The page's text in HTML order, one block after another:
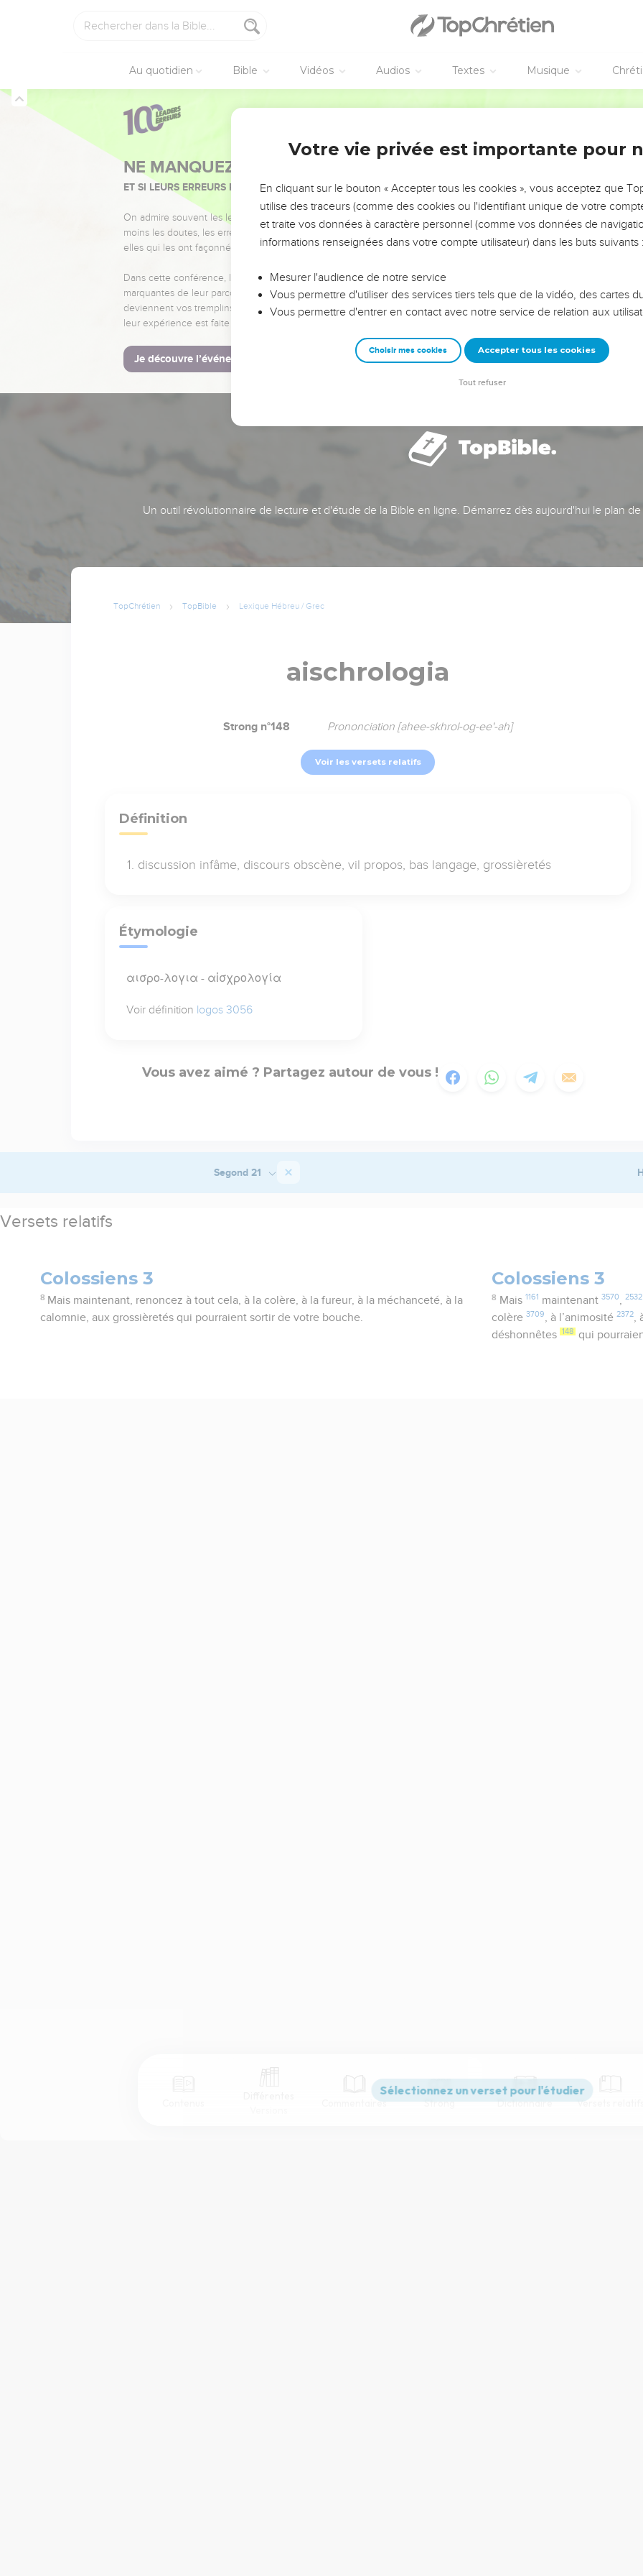
Au quotidien Bible Vidéos Audios Textes Musique
NE MANQUEZ PAS L’ÉVÉNEMENT DE L’ANNÉE !
ET SI LEURS ERREURS POUVAIENT VOUS ÉVITER LES VOTRES ?
On admire souvent les leaders pour leurs réussites, leur impact, leur foi ou leur vision. Mais on voit
moins les doutes, les erreurs et les saisons difficiles qu'ils ont traversés, alors même que ce sont
elles qui les ont façonnés.
Dans cette conférence, leaders, entrepreneurs, et responsables reviennent sur les erreurs
marquantes de leur parcours et les clés pour avancer avec plus de sagesse afin que leurs erreurs
deviennent vos tremplins. Que vous guidiez un ministère, une équipe, un groupe ou une famille,
leur expérience est faite pour vous.
Je découvre l’événement
Un outil révolutionnaire de lecture et d'étude de la Bible en ligne. Démarrez dès aujourd'hui le plan
TopChrétien TopBible Lexique Hébreu / Grec
aischrologia
Strong n°148 Prononciation [ahee-skhrol-og-ee'-ah]
Voir les versets relatifs
Définition
discussion infâme, discours obscène, vil propos, bas langage, grossièretés
Étymologie
αισρο-λογια - αἰσχρολογία
Voir définition logos 3056
Vous avez aimé ? Partagez autour de vous !
Commentaires Strong Dictionnaire Versets relatifs
Segond 21
Versets relatifs
Colossiens 3
8 Mais maintenant, renoncez à tout cela, à la colère, à la fureur, à la méchanceté, à la
calomnie, aux grossièretés qui pourraient sortir de votre bouche.
Colossiens 3
8 Mais 1161 maintenant 3570 2532
colère3709, à l’animosité2372,
déshonnêtes 148 qui
Votre vie privée est importante pour
En cliquant sur le bouton « Accepter tous les cookies », vous acceptez que
utilise des traceurs (comme des cookies ou l'identifiant unique de votre
et traite vos données à caractère personnel (comme vos données de
informations renseignées dans votre compte utilisateur) dans les buts suivants :
Mesurer l'audience de notre service
Vous permettre d'utiliser des services tiers tels que de la vidéo, des cartes
Vous permettre d'entrer en contact avec notre service de relation aux
Choisir mes cookies Accepter tous les cookies
Tout refuser